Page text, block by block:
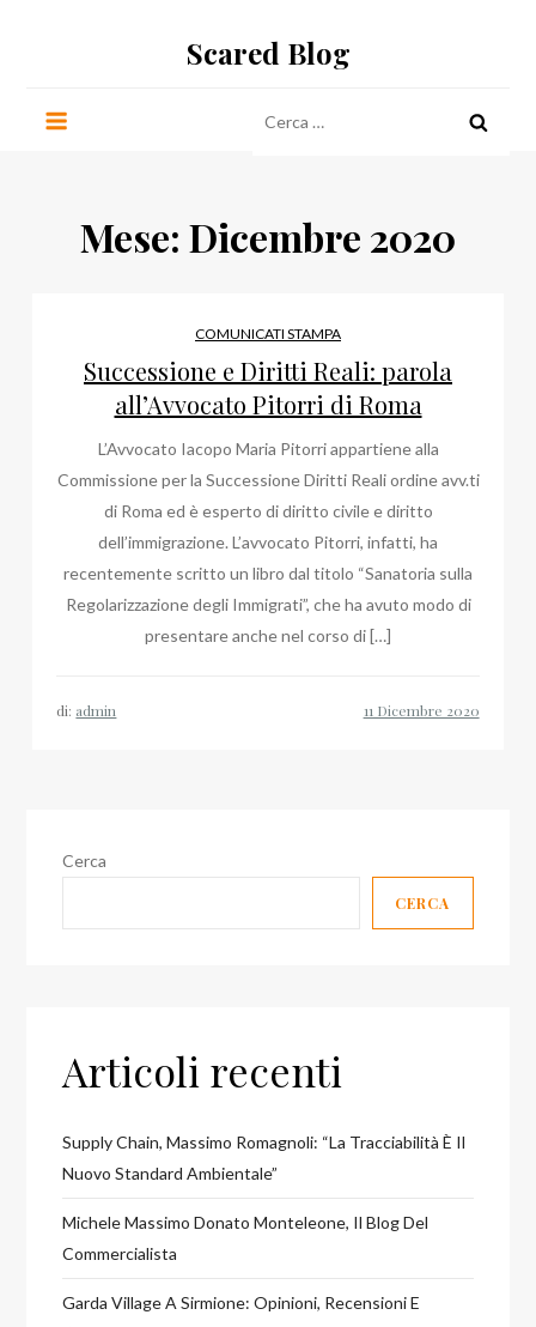
Scared Blog
per:
Mese: Dicembre 2020
COMUNICATI STAMPA
Successione e Diritti Reali: parola
all’Avvocato Pitorri di Roma
L’Avvocato Iacopo Maria Pitorri appartiene alla
Commissione per la Successione Diritti Reali ordine avv.ti
di Roma ed è esperto di diritto civile e diritto
dell’immigrazione. L’avvocato Pitorri, infatti, ha
recentemente scritto un libro dal titolo “Sanatoria sulla
Regolarizzazione degli Immigrati”, che ha avuto modo di
presentare anche nel corso di […]
di: admin
Cerca
CERCA
Articoli recenti
Supply Chain, Massimo Romagnoli: “La Tracciabilità È Il
Nuovo Standard Ambientale”
Michele Massimo Donato Monteleone, Il Blog Del
Commercialista
Garda Village A Sirmione: Opinioni, Recensioni E